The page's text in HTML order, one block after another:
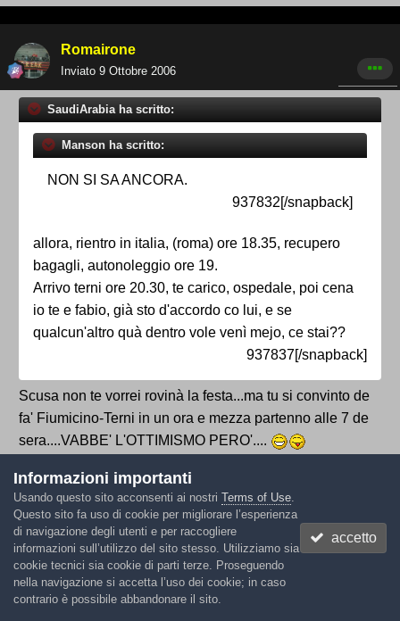
Romairone
Inviato 9 Ottobre 2006
SaudiArabia ha scritto:
Manson ha scritto:
NON SI SA ANCORA.
937832[/snapback]
allora, rientro in italia, (roma) ore 18.35, recupero
bagagli, autonoleggio ore 19.
Arrivo terni ore 20.30, te carico, ospedale, poi cena
io te e fabio, già sto d'accordo co lui, e se
qualcun'altro quà dentro vole venì mejo, ce stai??
937837[/snapback]
Scusa non te vorrei rovinà la festa...ma tu si convinto de
fa' Fiumicino-Terni in un ora e mezza partenno alle 7 de
sera....VABBE' L'OTTIMISMO PERO'....
T. Tad
Inviato9 Ottobre 2006
L'ho vista ora in ospedale.
Informazioni importanti
Usando questo sito acconsenti ai nostri Terms of Use.
Questo sito fa uso di cookie per migliorare l’esperienza
di navigazione degli utenti e per raccogliere
informazioni sull’utilizzo del sito stesso. Utilizziamo sia
cookie tecnici sia cookie di parti terze. Proseguendo
nella navigazione si accetta l’uso dei cookie; in caso
contrario è possibile abbandonare il sito.
accetto